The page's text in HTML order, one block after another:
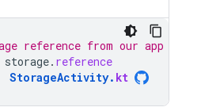
reference from our app
storage. reference
StorageActivity. kt